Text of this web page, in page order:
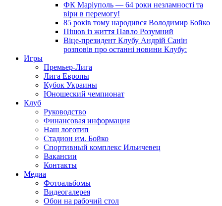
ФК Маріуполь — 64 роки незламності та
віри в перемогу!
85 років тому народився Володимир Бойко
Пішов із життя Павло Розумний
Віце-президент Клубу Андрій Санін
розповів про останні новини Клубу:
Игры
Премьер-Лига
Лига Европы
Кубок Украины
Юношеский чемпионат
Клуб
Руководство
Финансовая информация
Наш логотип
Стадион им. Бойко
Спортивный комплекс Ильичевец
Вакансии
Контакты
Медиа
Фотоальбомы
Видеогалерея
Обои на рабочий стол